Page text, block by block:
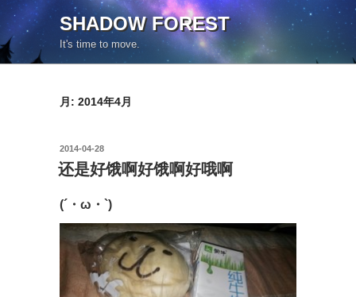
ン
テ
ン
SHADOW FOREST
It's time to move.
月: 2014年4月
投
稿
日:
2014-04-28
还是好饿啊好饿啊好哦啊
(´・ω・`)